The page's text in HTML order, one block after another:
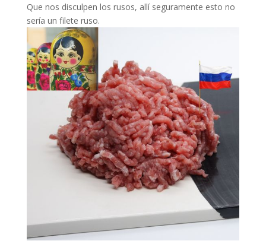
Que nos disculpen los rusos, allí seguramente esto no
sería un filete ruso.